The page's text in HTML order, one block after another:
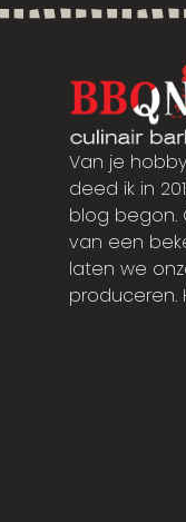
Van je
deed ik in
blog begon.
van een
laten we
produceren.